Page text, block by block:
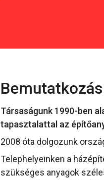
Bemutatkozás
Társaságunk 1990-ben
tapasztalattal az
2008 óta dolgozunk
Telephelyeinken a
szükséges anyagok